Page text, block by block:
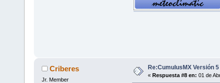
Criberes
Jr. Member
Re:CumulusMX Versión 5
« Respuesta #8 en: 01 de